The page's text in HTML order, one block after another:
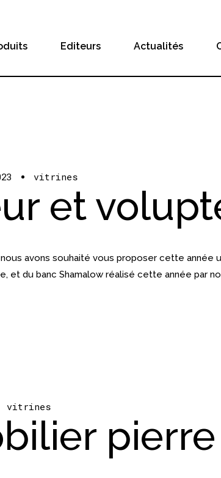
Editeurs Actualités
vitrines
et
avons souhaité vous proposer cette
et du banc Shamalow réalisé cette année par
vitrines